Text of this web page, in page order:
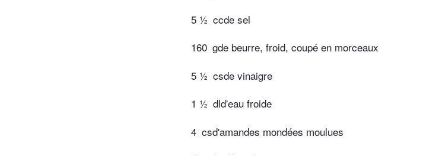
5 ½ ccde sel
160 gde beurre, froid, coupé en morceaux
5 ½ csde vinaigre
1 ½ dld'eau froide
4 csd'amandes mondées moulues